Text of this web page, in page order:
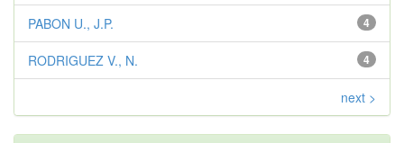
4
PABON U., J.P.
4
RODRIGUEZ V., N.
next >